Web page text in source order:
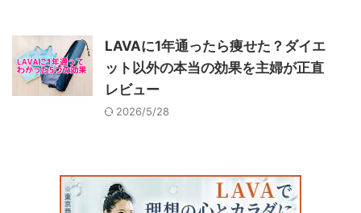
LAVAに1年通ったら痩せた？ダイエ
ット以外の本当の効果を主婦が正直
レビュー
2026/5/28